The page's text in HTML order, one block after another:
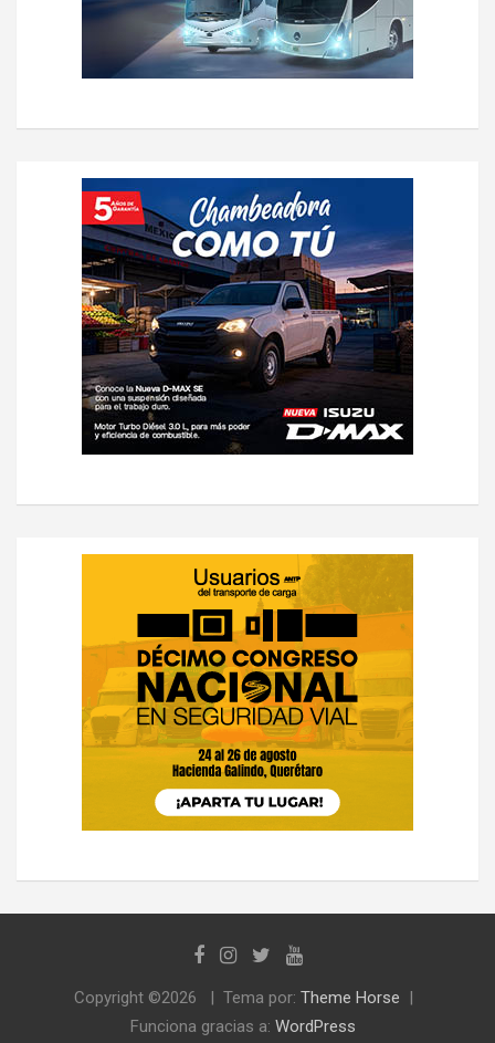
Copyright ©2026 Tema por: Theme Horse
Funciona gracias a: WordPress